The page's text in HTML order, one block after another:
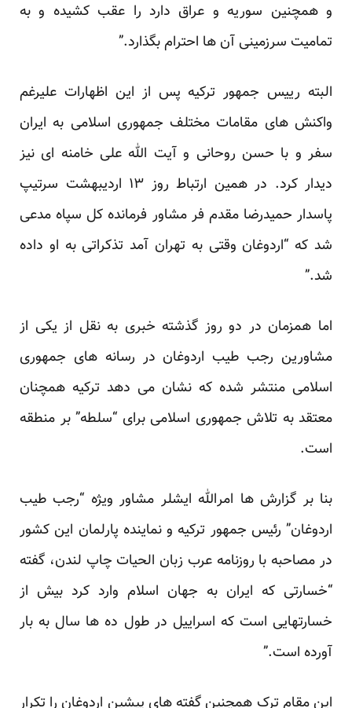
و همچنین سوریه و عراق دارد را عقب کشیده و به
تمامیت سرزمینی آن ها احترام بگذارد.”
البته رییس جمهور ترکیه پس از این اظهارات علیرغم
واکنش های مقامات مختلف جمهوری اسلامی به ایران
سفر و با حسن روحانی و آیت الله علی خامنه ای نیز
دیدار کرد. در همین ارتباط روز ۱۳ اردیبهشت سرتیپ
پاسدار حمیدرضا مقدم فر مشاور فرمانده کل سپاه مدعی
شد که “اردوغان وقتی به تهران آمد تذکراتی به او داده
شد.”
اما همزمان در دو روز گذشته خبری به نقل از یکی از
مشاورین رجب طیب اردوغان در رسانه های جمهوری
اسلامی منتشر شده که نشان می دهد ترکیه همچنان
معتقد به تلاش جمهوری اسلامی برای “سلطه” بر منطقه
است.
بنا بر گزارش ها امرالله ایشلر مشاور ویژه “رجب طیب
اردوغان” رئیس جمهور ترکیه و نماینده پارلمان این کشور
در مصاحبه با روزنامه عرب زبان الحیات چاپ لندن، گفته
“خسارتی که ایران به جهان اسلام وارد کرد بیش از
خسارتهایی است که اسراییل در طول ده ها سال به بار
آورده است.”
این مقام ترک همچنین گفته های پیشین اردوغان را تکرار